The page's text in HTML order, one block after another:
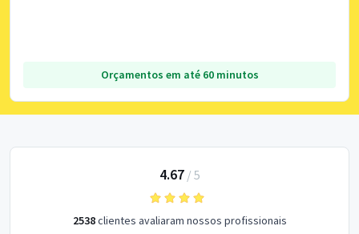
Orçamentos em até 60 minutos
4.67/ 5
2538clientes avaliaram nossos profissionais